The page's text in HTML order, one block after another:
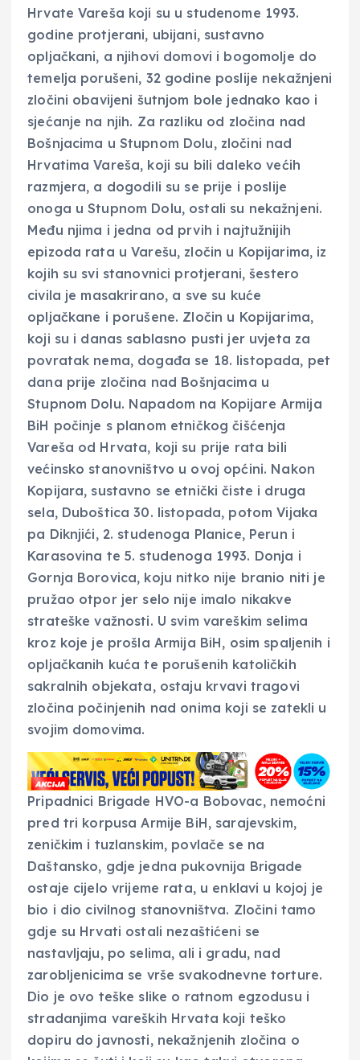
Hrvate Vareša koji su u studenome 1993.
godine protjerani, ubijani, sustavno
opljačkani, a njihovi domovi i bogomolje do
temelja porušeni, 32 godine poslije nekažnjeni
zločini obavijeni šutnjom bole jednako kao i
sjećanje na njih. Za razliku od zločina nad
Bošnjacima u Stupnom Dolu, zločini nad
Hrvatima Vareša, koji su bili daleko većih
razmjera, a dogodili su se prije i poslije
onoga u Stupnom Dolu, ostali su nekažnjeni.
Među njima i jedna od prvih i najtužnijih
epizoda rata u Varešu, zločin u Kopijarima, iz
kojih su svi stanovnici protjerani, šestero
civila je masakrirano, a sve su kuće
opljačkane i porušene. Zločin u Kopijarima,
koji su i danas sablasno pusti jer uvjeta za
povratak nema, događa se 18. listopada, pet
dana prije zločina nad Bošnjacima u
Stupnom Dolu. Napadom na Kopijare Armija
BiH počinje s planom etničkog čišćenja
Vareša od Hrvata, koji su prije rata bili
većinsko stanovništvo u ovoj općini. Nakon
Kopijara, sustavno se etnički čiste i druga
sela, Duboštica 30. listopada, potom Vijaka
pa Diknjići, 2. studenoga Planice, Perun i
Karasovina te 5. studenoga 1993. Donja i
Gornja Borovica, koju nitko nije branio niti je
pružao otpor jer selo nije imalo nikakve
strateške važnosti. U svim vareškim selima
kroz koje je prošla Armija BiH, osim spaljenih i
opljačkanih kuća te porušenih katoličkih
sakralnih objekata, ostaju krvavi tragovi
zločina počinjenih nad onima koji se zatekli u
svojim domovima.
Pripadnici Brigade HVO-a Bobovac, nemoćni
pred tri korpusa Armije BiH, sarajevskim,
zeničkim i tuzlanskim, povlače se na
Daštansko, gdje jedna pukovnija Brigade
ostaje cijelo vrijeme rata, u enklavi u kojoj je
bio i dio civilnog stanovništva. Zločini tamo
gdje su Hrvati ostali nezaštićeni se
nastavljaju, po selima, ali i gradu, nad
zarobljenicima se vrše svakodnevne torture.
Dio je ovo teške slike o ratnom egzodusu i
stradanjima vareških Hrvata koji teško
dopiru do javnosti, nekažnjenih zločina o